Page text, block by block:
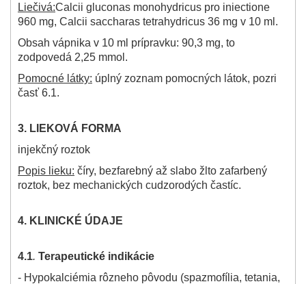
Liečivá:Calcii gluconas monohydricus pro iniectione
960 mg, Calcii saccharas tetrahydricus 36 mg v 10 ml.
Obsah vápnika v 10 ml prípravku: 90,3 mg, to
zodpovedá 2,25 mmol.
Pomocné látky: úplný zoznam pomocných látok, pozri
časť 6.1.
3. LIEKOVÁ FORMA
injekčný roztok
Popis lieku: číry, bezfarebný až slabo žlto zafarbený
roztok, bez mechanických cudzorodých častíc.
4. KLINICKÉ ÚDAJE
4.1. Terapeutické indikácie
- Hypokalciémia rôzneho pôvodu (spazmofília, tetania,